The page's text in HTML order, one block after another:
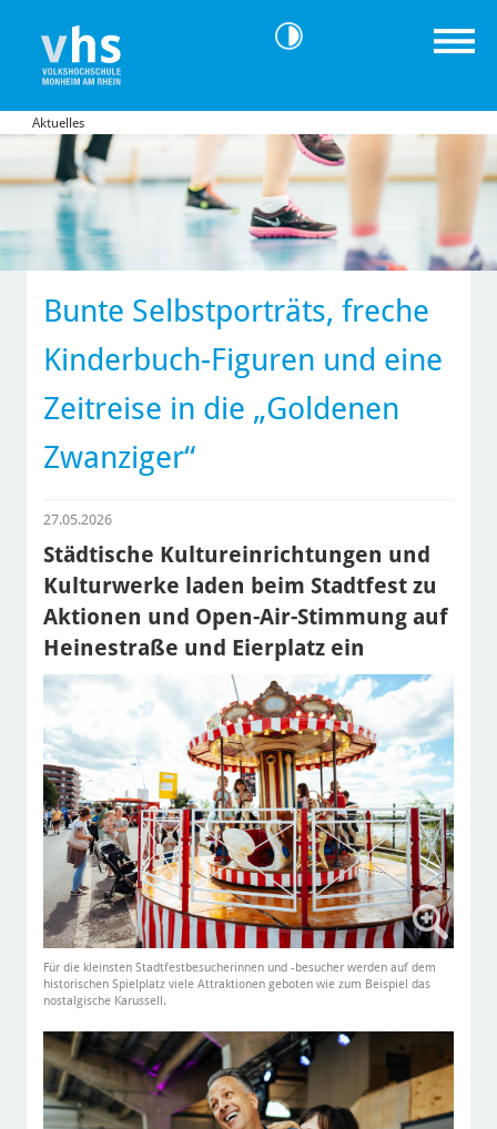
Aktuelles
Bunte Selbstporträts, freche
Kinderbuch-Figuren und eine
Zeitreise in die „Goldenen
Zwanziger“
27.05.2026
Städtische Kultureinrichtungen und
Kulturwerke laden beim Stadtfest zu
Aktionen und Open-Air-Stimmung auf
Heinestraße und Eierplatz ein
Für die kleinsten Stadtfestbesucherinnen und -besucher werden auf dem
historischen Spielplatz viele Attraktionen geboten wie zum Beispiel das
nostalgische Karussell.